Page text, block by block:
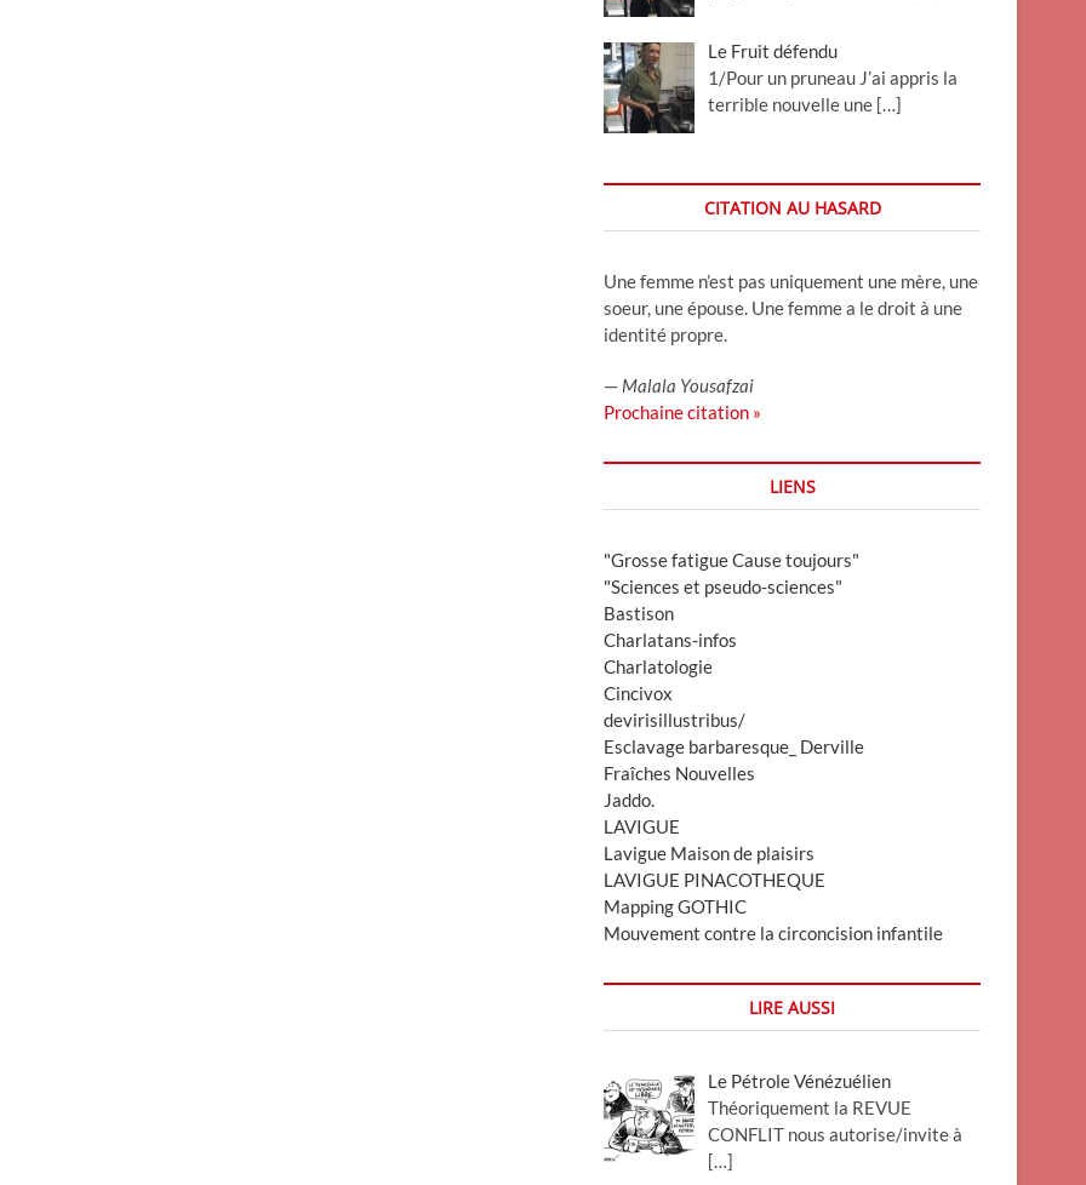
Le Fruit défendu
1/Pour un pruneau J’ai appris la
terrible nouvelle une […]
CITATION AU HASARD
Une femme n’est pas uniquement une mère, une
soeur, une épouse. Une femme a le droit à une
identité propre.
— Malala Yousafzai
Prochaine citation »
LIENS
"Grosse fatigue Cause toujours"
"Sciences et pseudo-sciences"
Bastison
Charlatans-infos
Charlatologie
Cincivox
devirisillustribus/
Esclavage barbaresque_ Derville
Fraîches Nouvelles
Jaddo.
LAVIGUE
Lavigue Maison de plaisirs
LAVIGUE PINACOTHEQUE
Mapping GOTHIC
Mouvement contre la circoncision infantile
LIRE AUSSI
Le Pétrole Vénézuélien
Théoriquement la REVUE
CONFLIT nous autorise/invite à
[…]